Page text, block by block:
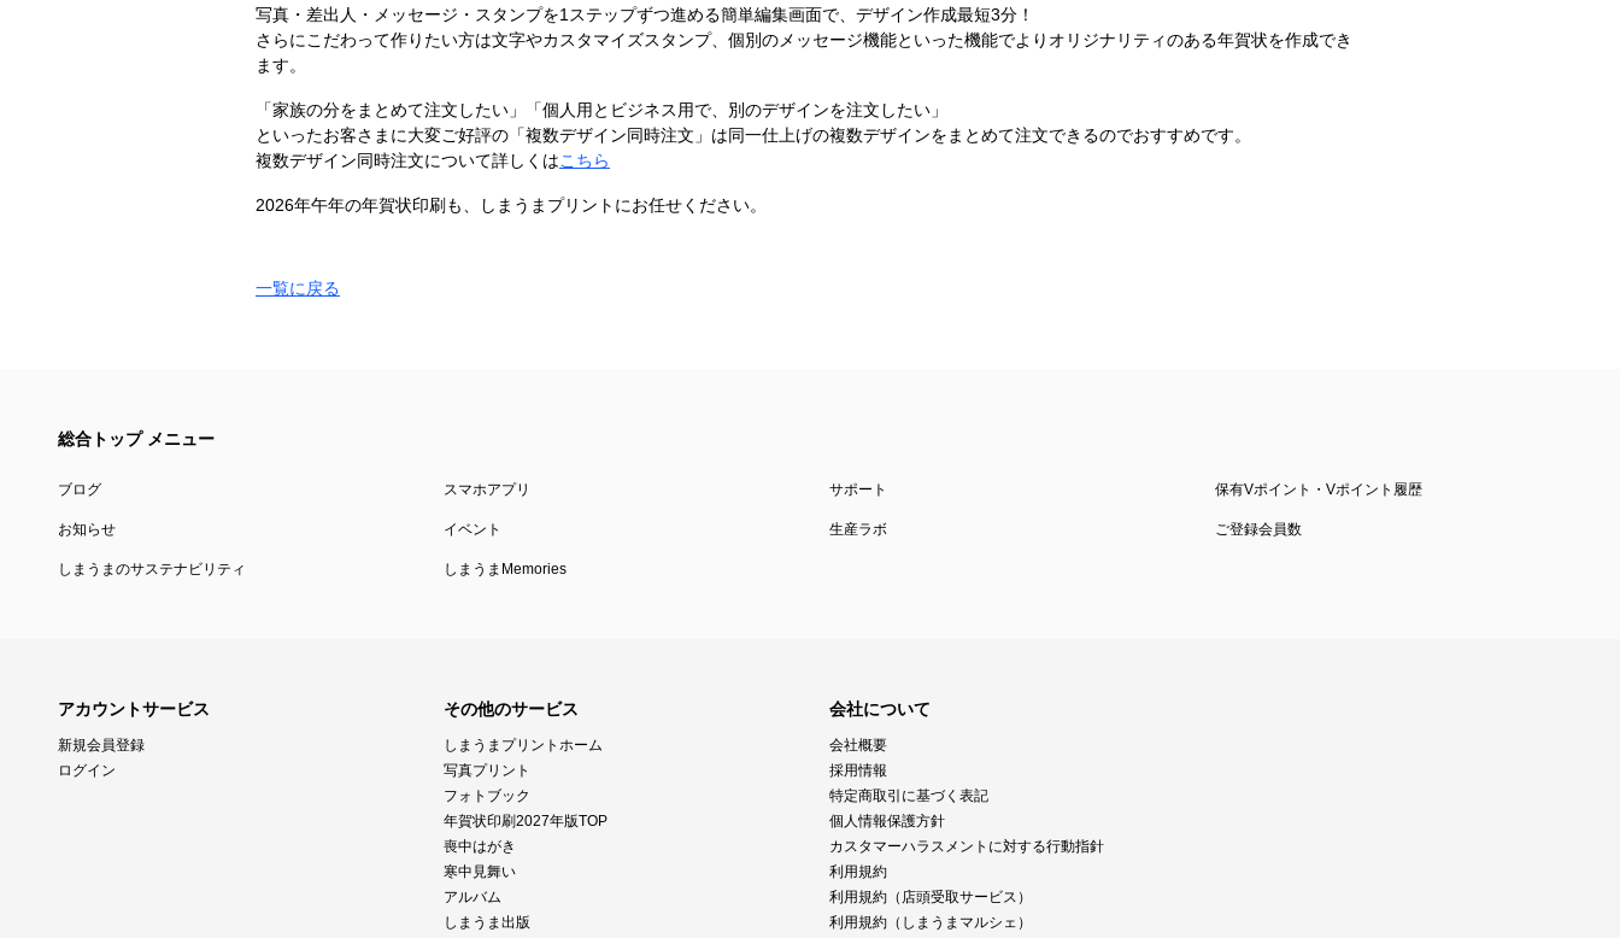
写真・差出人・メッセージ・スタンプを1ステップずつ進める簡単編集画面で、デザイン作成最短3分！
さらにこだわって作りたい方は文字やカスタマイズスタンプ、個別のメッセージ機能といった機能でよりオリジナリティのある年賀状を作成でき
ます。
「家族の分をまとめて注文したい」「個人用とビジネス用で、別のデザインを注文したい」
といったお客さまに大変ご好評の「複数デザイン同時注文」は同一仕上げの複数デザインをまとめて注文できるのでおすすめです。
複数デザイン同時注文について詳しくはこちら
2026年午年の年賀状印刷も、しまうまプリントにお任せください。
一覧に戻る
総合トップ メニュー
ブログ スマホアプリ サポート 保有Vポイント・Vポイント履歴
お知らせ イベント 生産ラボ ご登録会員数
しまうまのサステナビリティ しまうまMemories
アカウントサービス
新規会員登録
ログイン
その他のサービス
しまうまプリントホーム
写真プリント
フォトブック
年賀状印刷2027年版TOP
喪中はがき
寒中見舞い
アルバム
しまうま出版
会社について
会社概要
採用情報
特定商取引に基づく表記
個人情報保護方針
カスタマーハラスメントに対する行動指針
利用規約
利用規約（店頭受取サービス）
利用規約（しまうまマルシェ）